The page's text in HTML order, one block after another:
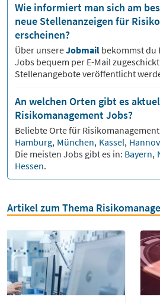
Wie informiert man sich am
neue Stellenanzeigen für
erscheinen?
Über unsereJobmail bekommst du
Jobs bequem per E-Mail
Stellenangebote veröffentlicht
An welchen Orten gibt es
Risikomanagement Jobs?
Beliebte Orte für Risikomanagement
Hamburg, München, Kassel,
Die meisten Jobs gibt es in: Bayern,
Hessen.
Artikel zum Thema